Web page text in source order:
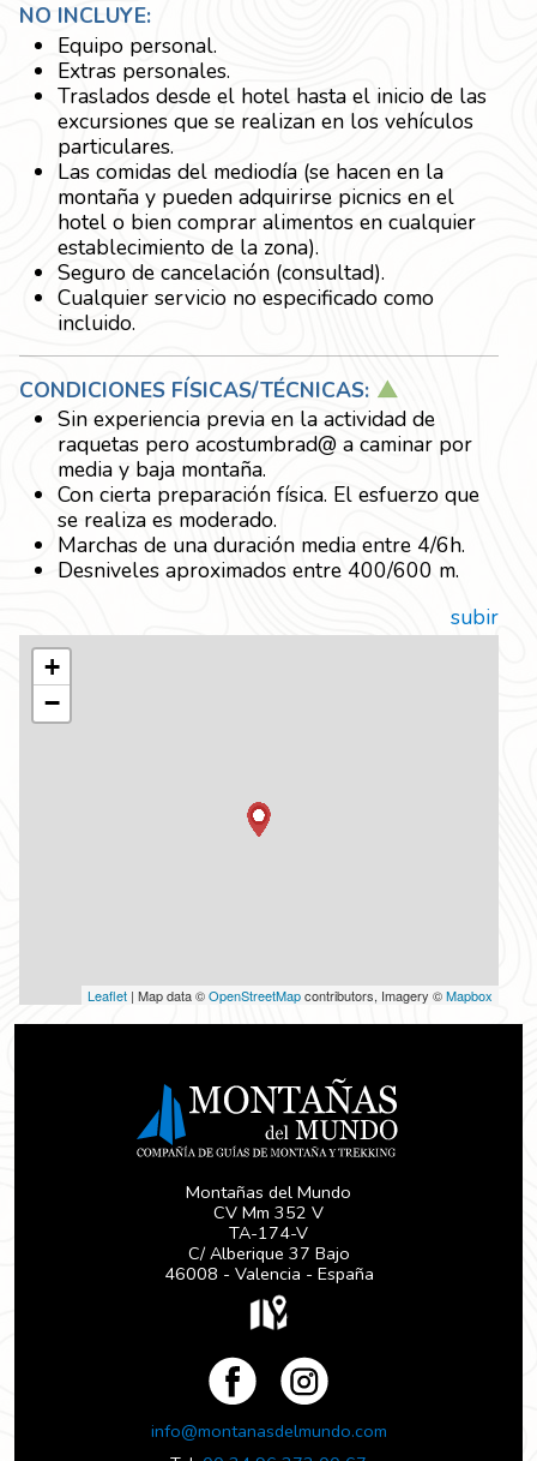
NO INCLUYE:
Equipo personal.
Extras personales.
Traslados desde el hotel hasta el inicio de las
excursiones que se realizan en los vehículos
particulares.
Las comidas del mediodía (se hacen en la
montaña y pueden adquirirse picnics en el
hotel o bien comprar alimentos en cualquier
establecimiento de la zona).
Seguro de cancelación (consultad).
Cualquier servicio no especificado como
incluido.
CONDICIONES FÍSICAS/TÉCNICAS:
Sin experiencia previa en la actividad de
raquetas pero acostumbrad@ a caminar por
media y baja montaña.
Con cierta preparación física. El esfuerzo que
se realiza es moderado.
Marchas de una duración media entre 4/6h.
Desniveles aproximados entre 400/600 m.
subir
+
−
Leaflet | Map data ©OpenStreetMapcontributors, Imagery ©Mapbox
Montañas del Mundo
CV Mm 352 V
TA-174-V
C/ Alberique 37 Bajo
46008 - Valencia - España
info@montanasdelmundo.com